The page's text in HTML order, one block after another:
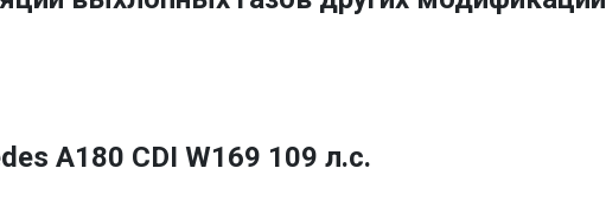
A180 CDI W169 109 л.с.